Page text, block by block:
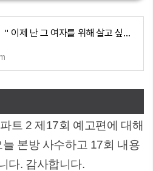
[17회 예고] ＂이제 난 그 여자를 위해 살고 싶어＂, MBC 231104 방송
트 2 제17회 예고편에 대해
본방 사수하고 17회 내용
다. 감사합니다.